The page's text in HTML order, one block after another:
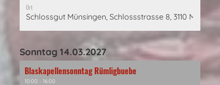
Ort
Schlossgut Münsingen, Schlossstrasse 8, 3110
Sonntag 14.03.2027
Blaskapellensonntag Rümligbuebe
10:00 - 16:00